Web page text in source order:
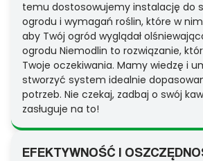
temu dostosowujemy instalację do
ogrodu i wymagań roślin, które w
aby Twój ogród wyglądał
ogrodu Niemodlin to rozwiązanie,
Twoje oczekiwania. Mamy wiedzę i
stworzyć system idealnie
potrzeb. Nie czekaj, zadbaj o swój
zasługuje na to!
EFEKTYWNOŚĆ I